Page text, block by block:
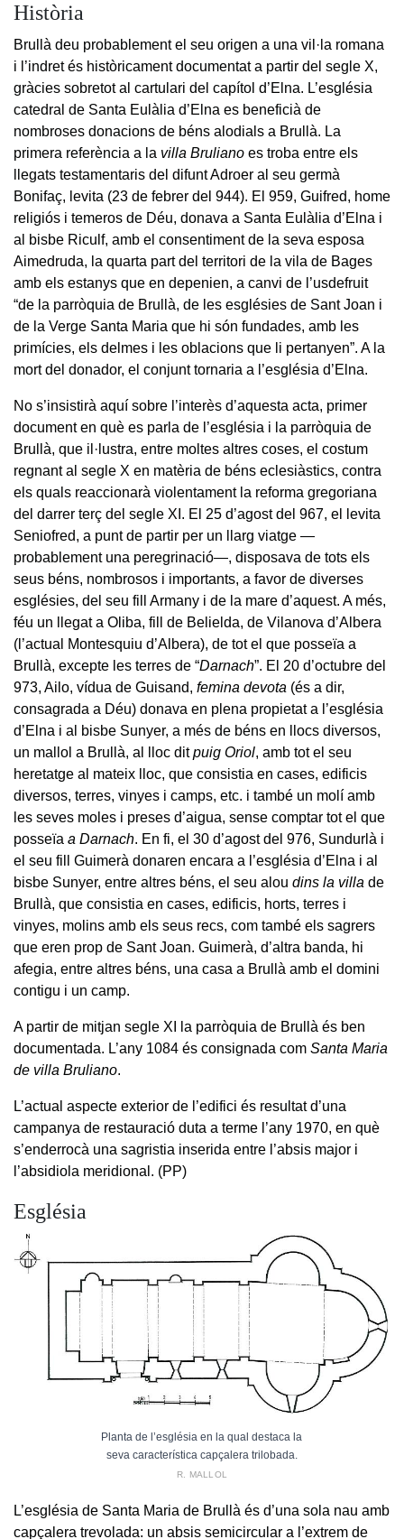
Història
Brullà deu probablement el seu origen a una vil·la romana
i l’indret és històricament documentat a partir del segle X,
gràcies sobretot al cartulari del capítol d’Elna. L’església
catedral de Santa Eulàlia d’Elna es beneficià de
nombroses donacions de béns alodials a Brullà. La
primera referència a la villa Bruliano es troba entre els
llegats testamentaris del difunt Adroer al seu germà
Bonifaç, levita (23 de febrer del 944). El 959, Guifred, home
religiós i temeros de Déu, donava a Santa Eulàlia d’Elna i
al bisbe Riculf, amb el consentiment de la seva esposa
Aimedruda, la quarta part del territori de la vila de Bages
amb els estanys que en depenien, a canvi de l’usdefruit
“de la parròquia de Brullà, de les esglésies de Sant Joan i
de la Verge Santa Maria que hi són fundades, amb les
primícies, els delmes i les oblacions que li pertanyen”. A la
mort del donador, el conjunt tornaria a l’església d’Elna.
No s’insistirà aquí sobre l’interès d’aquesta acta, primer
document en què es parla de l’església i la parròquia de
Brullà, que il·lustra, entre moltes altres coses, el costum
regnant al segle X en matèria de béns eclesiàstics, contra
els quals reaccionarà violentament la reforma gregoriana
del darrer terç del segle XI. El 25 d’agost del 967, el levita
Seniofred, a punt de partir per un llarg viatge —
probablement una peregrinació—, disposava de tots els
seus béns, nombrosos i importants, a favor de diverses
esglésies, del seu fill Armany i de la mare d’aquest. A més,
féu un llegat a Oliba, fill de Belielda, de Vilanova d’Albera
(l’actual Montesquiu d’Albera), de tot el que posseïa a
Brullà, excepte les terres de “Darnach”. El 20 d’octubre del
973, Ailo, vídua de Guisand, femina devota (és a dir,
consagrada a Déu) donava en plena propietat a l’església
d’Elna i al bisbe Sunyer, a més de béns en llocs diversos,
un mallol a Brullà, al lloc ditpuig Oriol, amb tot el seu
heretatge al mateix lloc, que consistia en cases, edificis
diversos, terres, vinyes i camps, etc. i també un molí amb
les seves moles i preses d’aigua, sense comptar tot el que
posseïa a Darnach. En fi, el 30 d’agost del 976, Sundurlà i
el seu fill Guimerà donaren encara a l’església d’Elna i al
bisbe Sunyer, entre altres béns, el seu alou dins la villa de
Brullà, que consistia en cases, edificis, horts, terres i
vinyes, molins amb els seus recs, com també els sagrers
que eren prop de Sant Joan. Guimerà, d’altra banda, hi
afegia, entre altres béns, una casa a Brullà amb el domini
contigu i un camp.
A partir de mitjan segle XI la parròquia de Brullà és ben
documentada. L’any 1084 és consignada com Santa Maria
de villa Bruliano.
L’actual aspecte exterior de l’edifici és resultat d’una
campanya de restauració duta a terme l’any 1970, en què
s’enderrocà una sagristia inserida entre l’absis major i
l’absidiola meridional. (PP)
Església
Planta de l’església en la qual destaca la
seva característica capçalera trilobada.
R. MALLOL
L’església de Santa Maria de Brullà és d’una sola nau amb
capçalera trevolada: un absis semicircular a l’extrem de